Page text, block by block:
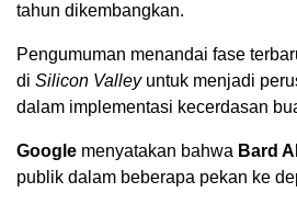
tahun dikembangkan.
Pengumuman menandai fase
di Silicon Valleyuntuk menjadi
dalam implementasi kecerdasan
Google menyatakan bahwa Bard AI
publik dalam beberapa pekan ke